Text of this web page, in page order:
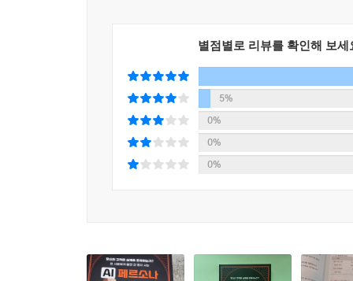
12장. 규모화된 AI 기반 개인화 - 0.3초의 과학 265
AI 개인화 구현의 핵심 기술 274
AI 개인화의 현실적 도전 283
AI 개인화 - 실제 얼마나 투자해야 하는가? 287
13장. 고객 관계의 미래 - 2024에서 2027로 290
에필로그 - AI 개인화 기술 너머의 진실 298
15장. 현실의 벽 넘기 - 페르소나 전략 실행 5대 난
투자회수 시간표: 기초, 가속, 수확 198
CEO에게 CRM ROI를 보고하는 법 201
에필로그: 당신 회사의 ROI는? 203
3부. 선택 - 작은 도구, 큰 성과 204
9장. 고객발굴의 기술 - CRM없이 고객 이해하는 법
에필로그: 기초가 탄탄한 집은 무너지지 않는다 228
별점별로 리뷰를 확인해 보세
5%
0%
0%
0%